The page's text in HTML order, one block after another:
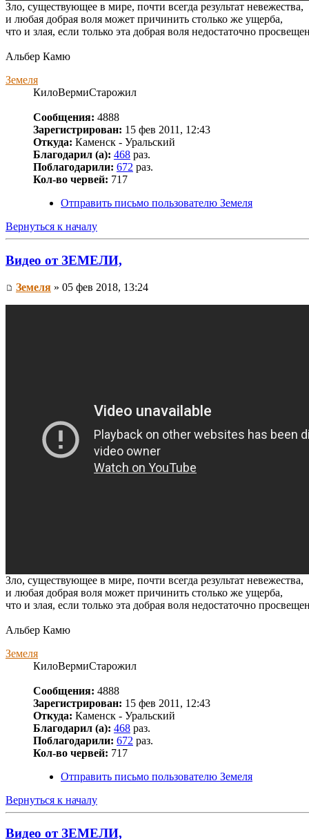
Зло, существующее в мире, почти всегда результат невежества,
и любая добрая воля может причинить столько же ущерба,
что и злая, если только эта добрая воля недостаточно
Альбер Камю
Земеля
КилоВермиСтарожил
Сообщения: 4888
Зарегистрирован: 15 фев 2011, 12:43
Откуда: Каменск - Уральский
Благодарил (а): 468 раз.
Поблагодарили: 672 раз.
Кол-во червей: 717
Отправить письмо пользователю Земеля
Вернуться к началу
Видео от ЗЕМЕЛИ,
Земеля » 05 фев 2018, 13:24
Зло, существующее в мире, почти всегда результат невежества,
и любая добрая воля может причинить столько же ущерба,
что и злая, если только эта добрая воля недостаточно
Альбер Камю
Земеля
КилоВермиСтарожил
Сообщения: 4888
Зарегистрирован: 15 фев 2011, 12:43
Откуда: Каменск - Уральский
Благодарил (а): 468 раз.
Поблагодарили: 672 раз.
Кол-во червей: 717
Отправить письмо пользователю Земеля
Вернуться к началу
Видео от ЗЕМЕЛИ,